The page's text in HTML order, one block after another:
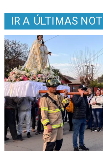
IR A ÚLTIMAS